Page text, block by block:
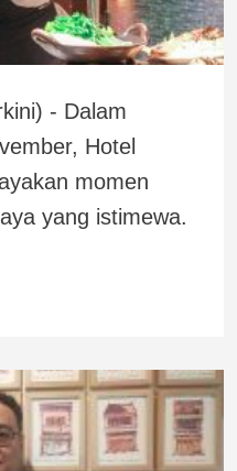
- Dalam
Hotel
momen
yang istimewa.